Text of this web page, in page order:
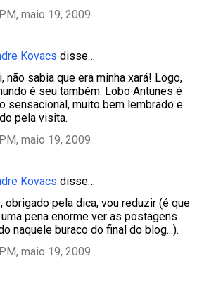
maio 19, 2009
Kovacs disse…
não sabia que era minha xará! Logo,
é seu também. Lobo Antunes é
sensacional, muito bem lembrado e
pela visita.
maio 19, 2009
Kovacs disse…
obrigado pela dica, vou reduzir (é que
pena enorme ver as postagens
naquele buraco do final do blog...).
maio 19, 2009